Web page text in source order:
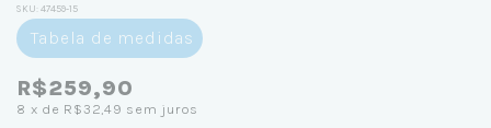
SKU: 47459-15
Tabela de medidas
R$259,90
8 x de R$32,49 sem juros